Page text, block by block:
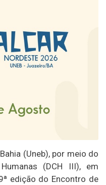
(Uneb), por meio do
(DCH III), em
edição do Encontro de